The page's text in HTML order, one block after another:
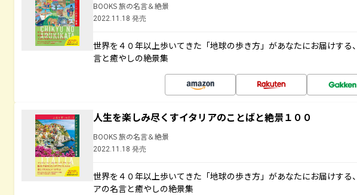
BOOKS 旅の名言＆絶景
2022.11.18 発売
世界を４０年以上歩いてきた「地球の歩き方」があなたにお届けする
言と癒やしの絶景集
人生を楽しみ尽くすイタリアのことばと絶景１００
BOOKS 旅の名言＆絶景
2022.11.18 発売
世界を４０年以上歩いてきた「地球の歩き方」があなたにお届けする
アの名言と癒やしの絶景集